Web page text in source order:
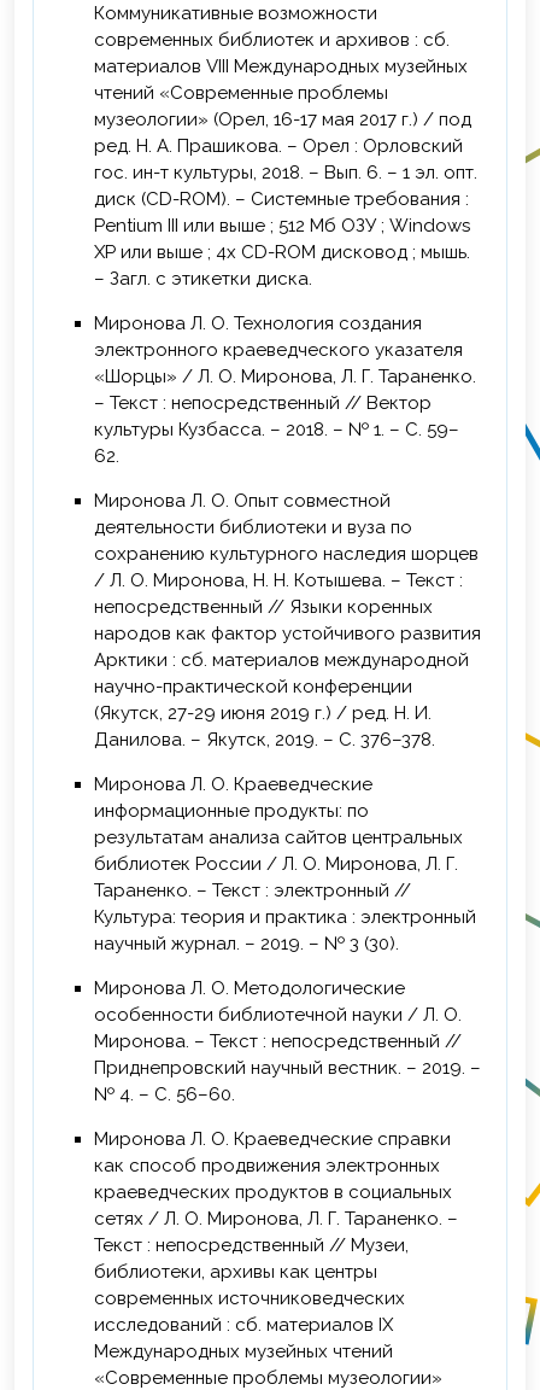
2025 г. – Повышение квалификации в
рамках Всероссийского библиотечного
конгресса XXIX Ежегодной конференции
Российской библиотечной ассоциации, г.
Ижевск, сертификат (26-29 мая).
Коммуникативные возможности
современных библиотек и архивов : сб.
материалов VIII Международных музейных
чтений «Современные проблемы
музеологии» (Орел, 16-17 мая 2017 г.) / под
ред. Н. А. Прашикова. – Орел : Орловский
гос. ин-т культуры, 2018. – Вып. 6. – 1 эл. опт.
диск (CD-ROM). – Системные требования :
Pentium III или выше ; 512 Мб ОЗУ ; Windows
XP или выше ; 4х CD-ROM дисковод ; мышь.
– Загл. с этикетки диска.
Миронова Л. О. Технология создания
электронного краеведческого указателя
«Шорцы» / Л. О. Миронова, Л. Г. Тараненко.
– Текст : непосредственный // Вектор
культуры Кузбасса. – 2018. – № 1. – С. 59–
62.
Миронова Л. О. Опыт совместной
деятельности библиотеки и вуза по
сохранению культурного наследия шорцев
/ Л. О. Миронова, Н. Н. Котышева. – Текст :
непосредственный // Языки коренных
народов как фактор устойчивого развития
Арктики : сб. материалов международной
научно-практической конференции
(Якутск, 27-29 июня 2019 г.) / ред. Н. И.
Данилова. – Якутск, 2019. – С. 376–378.
Миронова Л. О. Краеведческие
информационные продукты: по
результатам анализа сайтов центральных
библиотек России / Л. О. Миронова, Л. Г.
Тараненко. – Текст : электронный //
Культура: теория и практика : электронный
научный журнал. – 2019. – № 3 (30).
Миронова Л. О. Методологические
особенности библиотечной науки / Л. О.
Миронова. – Текст : непосредственный //
Приднепровский научный вестник. – 2019. –
№ 4. – С. 56–60.
Миронова Л. О. Краеведческие справки
как способ продвижения электронных
краеведческих продуктов в социальных
сетях / Л. О. Миронова, Л. Г. Тараненко. –
Текст : непосредственный // Музеи,
библиотеки, архивы как центры
современных источниковедческих
исследований : сб. материалов IХ
Международных музейных чтений
«Современные проблемы музеологии»